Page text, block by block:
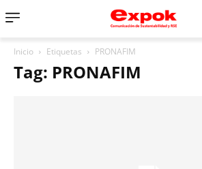
Inicio Etiquetas PRONAFIM
Tag: PRONAFIM